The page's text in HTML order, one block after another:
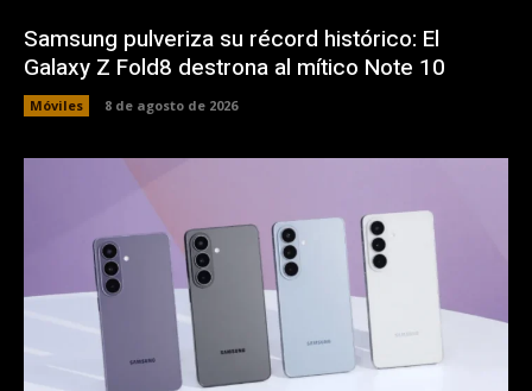
Samsung pulveriza su récord histórico: El
Galaxy Z Fold8 destrona al mítico Note 10
Móviles 8 de agosto de 2026